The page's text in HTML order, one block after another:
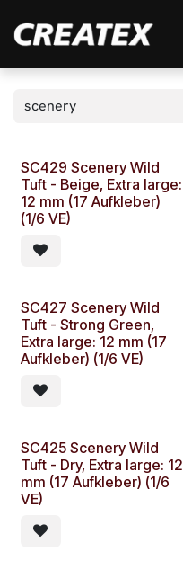
SC429 Scenery Wild
Tuft - Beige, Extra large:
12 mm (17 Aufkleber)
(1/6 VE)
SC427 Scenery Wild
Tuft - Strong Green,
Extra large: 12 mm (17
Aufkleber) (1/6 VE)
SC425 Scenery Wild
Tuft - Dry, Extra large: 12
mm (17 Aufkleber) (1/6
VE)